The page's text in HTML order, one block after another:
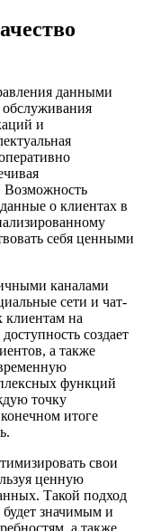
данными
обслуживания
и
Возможность
о клиентах в
себя ценными
каналами
сети и чат-
клиентам на
создает
а также
функций
точку
итоге
свои
ценную
Такой подход
будет значимым и